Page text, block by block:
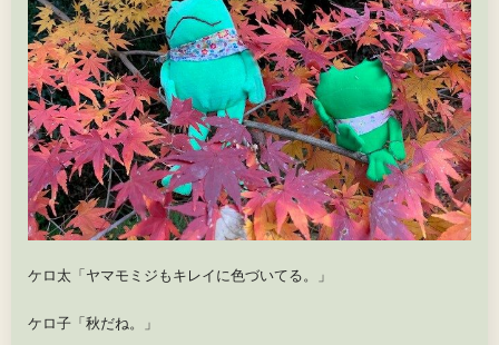
ケロ太「ヤマモミジもキレイに色づいてる。」
ケロ子「秋だね。」